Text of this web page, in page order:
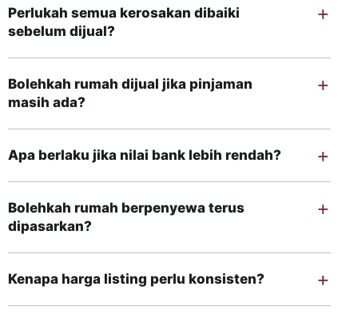
Perlukah semua kerosakan dibaiki
sebelum dijual?
Bolehkah rumah dijual jika pinjaman
masih ada?
Apa berlaku jika nilai bank lebih rendah?
Bolehkah rumah berpenyewa terus
dipasarkan?
Kenapa harga listing perlu konsisten?